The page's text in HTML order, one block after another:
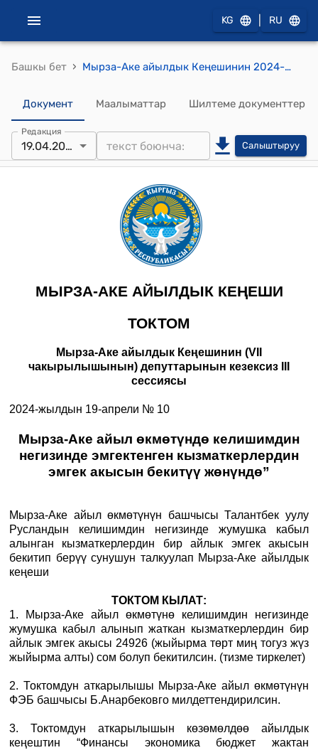
KG RU
Башкы бет › Мырза-Аке айылдык Кеңешинин 2024-жылдын 19-апрели № 10 Мырза-Аке айыл өкмөтүндө келишимдин негизинде эмгектенген кызматкерлердин эмгек акысын бекитүү жөнүндө” токтому
Документ Маалыматтар Шилтеме документтер
Редакция
19.04.2024 Салыштыруу